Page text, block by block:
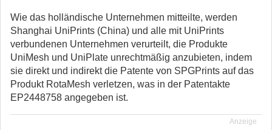
Wie das holländische Unternehmen mitteilte, werden
Shanghai UniPrints (China) und alle mit UniPrints
verbundenen Unternehmen verurteilt, die Produkte
UniMesh und UniPlate unrechtmäßig anzubieten, indem
sie direkt und indirekt die Patente von SPGPrints auf das
Produkt RotaMesh verletzen, was in der Patentakte
EP2448758 angegeben ist.
Anzeige